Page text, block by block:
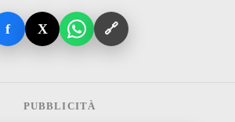
f X 🔗
PUBBLICITÀ